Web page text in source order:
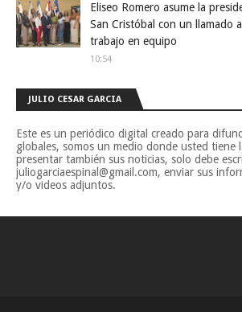
Eliseo Romero asume la
San Cristóbal con un llamado
trabajo en equipo
10:54
JULIO CESAR GARCIA
Este es un periódico digital creado para
globales, somos un medio donde usted tiene
presentar también sus noticias, solo debe
juliogarciaespinal@gmail.com, enviar sus
y/o videos adjuntos.